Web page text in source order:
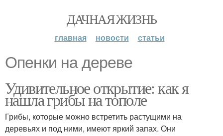
ДАЧНАЯ ЖИЗНЬ
главная новости статьи
Опенки на дереве
Удивительное открытие: как я
нашла грибы на тополе
Грибы, которые можно встретить растущими на
деревьях и под ними, имеют яркий запах. Они